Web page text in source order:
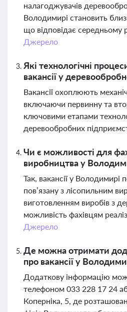
налагоджувачів
Володимирі становить
що відповідає середньому
Джерело
Які технологічні
вакансії у
Вакансії охоплюють
включаючи первинну та
ключовими етапами
деревообробних
Чи є можливості для
виробництва у
Так, вакансії у Володимирі
пов’язану з лісопильним
виготовленням виробів з
можливість фахівцям
Джерело
Де можна отримати
про вакансії у
Додаткову інформацію
телефоном 033 228 17 24
Коперніка, 5, де